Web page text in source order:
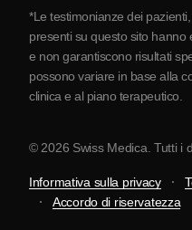
*Le testimonianze dei
presenti su questo sito hanno
e non garantiscono risultati
possono variare in base alla
clinica e al piano terapeutico.
© 2026 Swiss Medica. Tutti i
Informativa sulla privacy
Accordo di riservatezza